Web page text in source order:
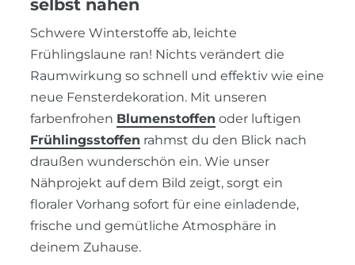
selbst nähen
Schwere Winterstoffe ab, leichte
Frühlingslaune ran! Nichts verändert die
Raumwirkung so schnell und effektiv wie eine
neue Fensterdekoration. Mit unseren
farbenfrohen Blumenstoffen oder luftigen
Frühlingsstoffen rahmst du den Blick nach
draußen wunderschön ein. Wie unser
Nähprojekt auf dem Bild zeigt, sorgt ein
floraler Vorhang sofort für eine einladende,
frische und gemütliche Atmosphäre in
deinem Zuhause.